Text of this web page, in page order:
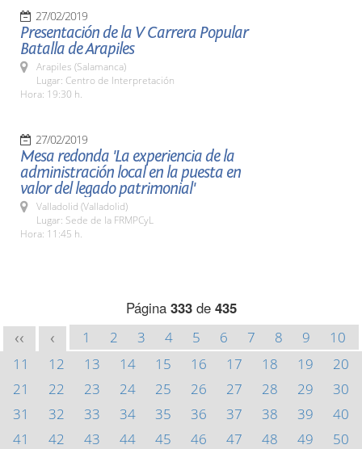
27/02/2019
Presentación de la V Carrera Popular
Batalla de Arapiles
Arapiles (Salamanca)
Lugar: Centro de Interpretación
Hora: 19:30 h.
27/02/2019
Mesa redonda 'La experiencia de la
administración local en la puesta en
valor del legado patrimonial'
Valladolid (Valladolid)
Lugar: Sede de la FRMPCyL
Hora: 11:45 h.
Página 333de 435
<< < 1 2 3 4 5 6 7 8 9
10
11
12 13 14 15 16 17 18 19
20
21
22 23 24 25 26 27 28 29
30
31
32 33 34 35 36 37 38 39
40
41
42 43 44 45 46 47 48 49
50